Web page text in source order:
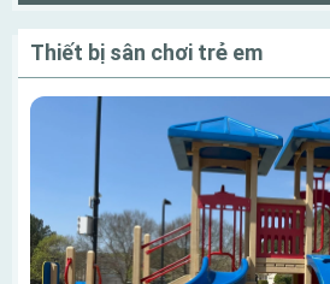
Thiết bị sân chơi trẻ em